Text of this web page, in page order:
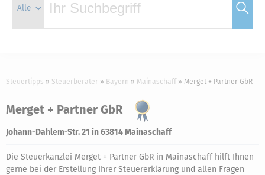

Steuertipps Steuerberater Bayern Mainaschaff Merget + Partner GbR
Merget + Partner GbR
Johann-Dahlem-Str. 21 in 63814 Mainaschaff
Die Steuerkanzlei Merget + Partner GbR in Mainaschaff hilft Ihnen
gerne bei der Erstellung Ihrer Steuererklärung und allen Fragen